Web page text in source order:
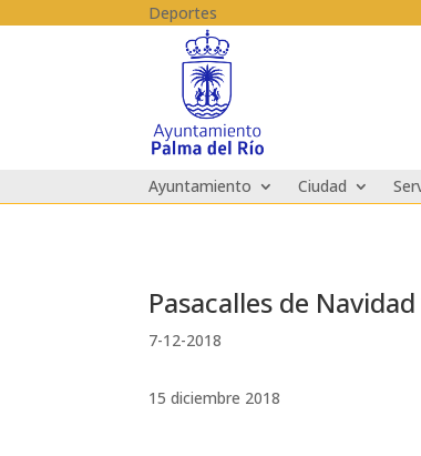
Deportes
Ayuntamiento Ciudad
Pasacalles de
7-12-2018
15 diciembre 2018